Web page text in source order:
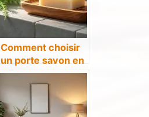
Comment choisir
un porte savon en
bois pour
optimiser votre
douche